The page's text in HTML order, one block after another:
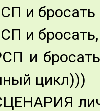
и бросать
и бросать,
и
цикл)))